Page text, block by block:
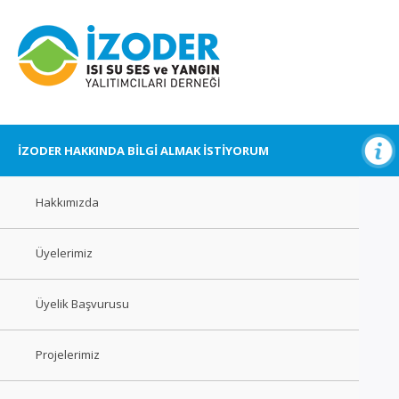
İZODER HAKKINDA BİLGİ ALMAK İSTİYORUM
Hakkımızda
Üyelerimiz
Üyelik Başvurusu
Projelerimiz